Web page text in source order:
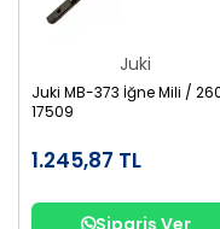
Juki
Juki MB-373 İğne Mili /
17509
1.245,87 TL
Sipariş Ver